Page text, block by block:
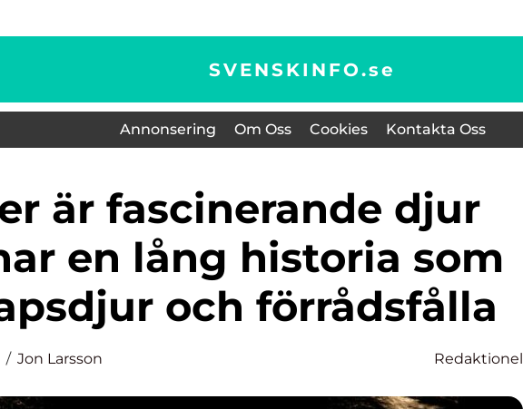
SVENSKINFO.se
Annonsering Om Oss Cookies Kontakta Oss
en lång historia som
och förrådsfålla
Jon Larsson Redaktionel